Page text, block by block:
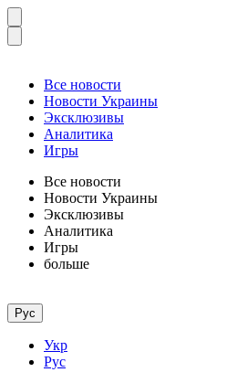
Все новости
Новости Украины
Эксклюзивы
Аналитика
Игры
Все новости
Новости Украины
Эксклюзивы
Аналитика
Игры
больше
Рус
Укр
Рус